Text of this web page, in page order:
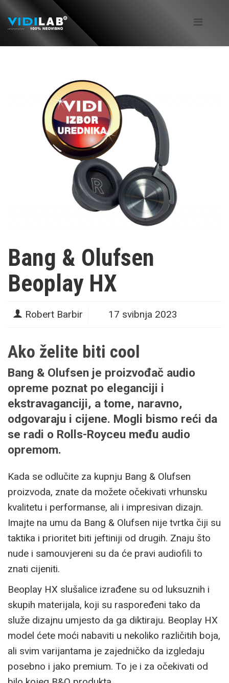
Bang & Olufsen
Beoplay HX
Robert Barbir 17 svibnja 2023
Ako želite biti cool
Bang & Olufsen je proizvođač audio
opreme poznat po eleganciji i
ekstravaganciji, a tome, naravno,
odgovaraju i cijene. Mogli bismo reći da
se radi o Rolls-Royceu među audio
opremom.
Kada se odlučite za kupnju Bang & Olufsen
proizvoda, znate da možete očekivati vrhunsku
kvalitetu i performanse, ali i impresivan dizajn.
Imajte na umu da Bang & Olufsen nije tvrtka čiji su
taktika i prioritet biti jeftiniji od drugih. Znaju što
nude i samouvjereni su da će pravi audiofili to
znati cijeniti.
Beoplay HX slušalice izrađene su od luksuznih i
skupih materijala, koji su raspoređeni tako da
služe dizajnu umjesto da ga diktiraju. Beoplay HX
model ćete moći nabaviti u nekoliko različitih boja,
ali svim varijantama je zajedničko da izgledaju
posebno i jako premium. To je i za očekivati od